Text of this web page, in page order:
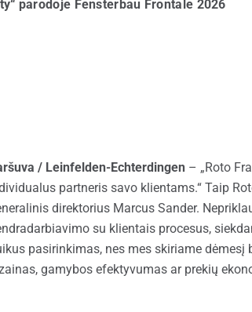
parodoje Fensterbau Frontale 2026
/ Leinfelden-Echterdingen – „Roto
partneris savo klientams.“ Taip
direktorius Marcus Sander.
su klientais procesus,
pasirinkimas, nes mes skiriame
gamybos efektyvumas ar prekių